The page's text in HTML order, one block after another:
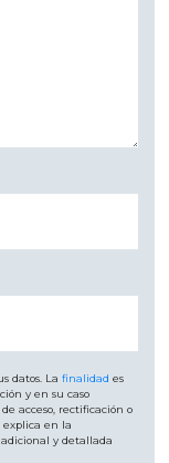
datos. Lafinalidad es
y en su caso
de acceso, rectificación o
explica en la
y detallada